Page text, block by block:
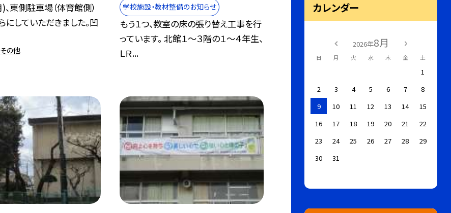
東側駐車場（体育館側）
にしていただきました。凹
の他
学校施設・教材整備のお知らせ
もう１つ、教室の床の張り替え工事を行
っています。 北館１〜３階の１〜４年生、
ＬＲ...
カレンダー
2026年8月
日 月 火 水 木 金 土
1
2
3 4 5 6 7
8
9
10 11 12 13 14
15
16
17 18 19 20 21
22
23
24 25 26 27 28
29
30
31